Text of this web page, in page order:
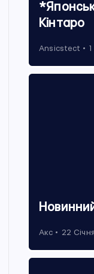
Кінтаро
Ansicstect
Акс 22